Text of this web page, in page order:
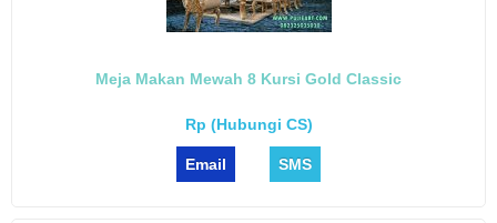
Meja Makan Mewah 8 Kursi Gold Classic
Rp (Hubungi CS)
Email SMS